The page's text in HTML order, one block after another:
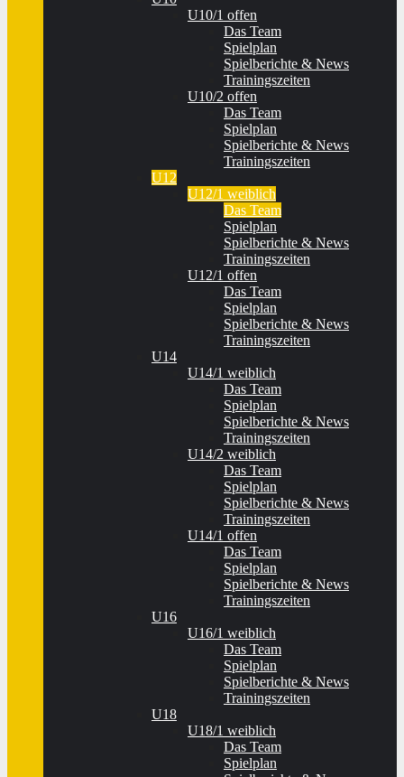
U10/1 offen
Das Team
Spielplan
Spielberichte & News
Trainingszeiten
U10/2 offen
Das Team
Spielplan
Spielberichte & News
Trainingszeiten
U12
U12/1 weiblich
Das Team
Spielplan
Spielberichte & News
Trainingszeiten
U12/1 offen
Das Team
Spielplan
Spielberichte & News
Trainingszeiten
U14
U14/1 weiblich
Das Team
Spielplan
Spielberichte & News
Trainingszeiten
U14/2 weiblich
Das Team
Spielplan
Spielberichte & News
Trainingszeiten
U14/1 offen
Das Team
Spielplan
Spielberichte & News
Trainingszeiten
U16
U16/1 weiblich
Das Team
Spielplan
Spielberichte & News
Trainingszeiten
U18
U18/1 weiblich
Das Team
Spielplan